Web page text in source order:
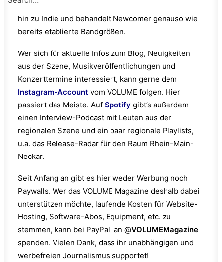
reicht dabei von Rock, Punk, Hardcore und Metal bis
hin zu Indie und behandelt Newcomer genauso wie
bereits etablierte Bandgrößen.
Wer sich für aktuelle Infos zum Blog, Neuigkeiten
aus der Szene, Musikveröffentlichungen und
Konzerttermine interessiert, kann gerne dem
Instagram-Account vom VOLUME folgen. Hier
passiert das Meiste. Auf Spotify gibt’s außerdem
einen Interview-Podcast mit Leuten aus der
regionalen Szene und ein paar regionale Playlists,
u.a. das Release-Radar für den Raum Rhein-Main-
Neckar.
Seit Anfang an gibt es hier weder Werbung noch
Paywalls. Wer das VOLUME Magazine deshalb dabei
unterstützen möchte, laufende Kosten für Website-
Hosting, Software-Abos, Equipment, etc. zu
stemmen, kann bei PayPall an @VOLUMEMagazine
spenden. Vielen Dank, dass ihr unabhängigen und
werbefreien Journalismus supportet!